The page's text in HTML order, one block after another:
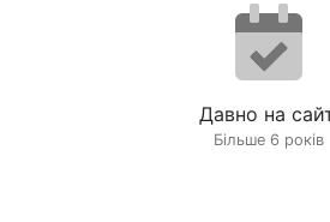
Давно на
Більше 6 років